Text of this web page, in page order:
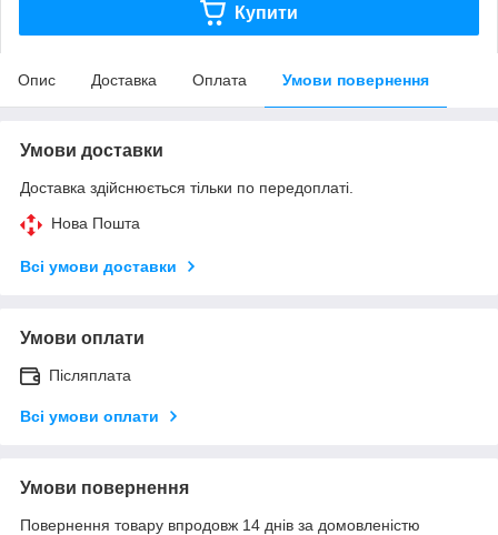
Купити
Опис Доставка Оплата Умови повернення
Умови доставки
Доставка здійснюється тільки по передоплаті.
Нова Пошта
Всі умови доставки
Умови оплати
Післяплата
Всі умови оплати
Умови повернення
Повернення товару впродовж 14 днів за домовленістю